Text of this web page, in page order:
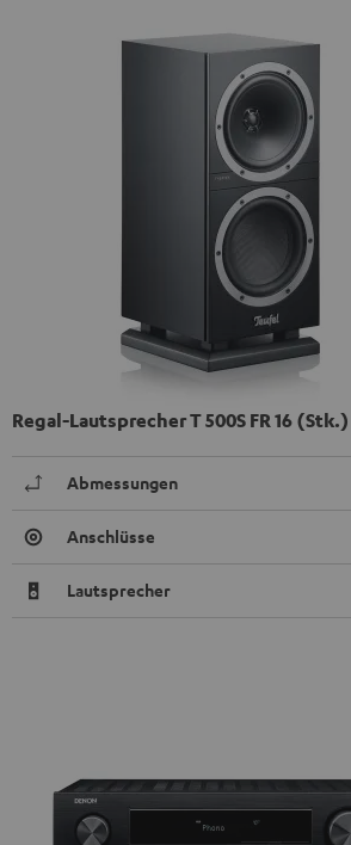
Regal-Lautsprecher T 500S FR 16 (Stk.)
Abmessungen
Anschlüsse
Lautsprecher